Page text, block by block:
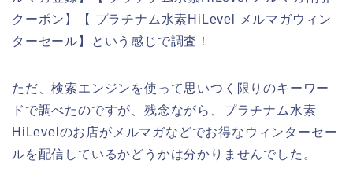
クーポン】【 プラチナム水素HiLevel メルマガウィン
ターセール】という感じで調査！
ただ、検索エンジンを使って思いつく限りのキーワー
ドで調べたのですが、残念ながら、プラチナム水素
HiLevelのお店がメルマガなどでお得なウィンターセー
ルを配信しているかどうかは分かりませんでした。